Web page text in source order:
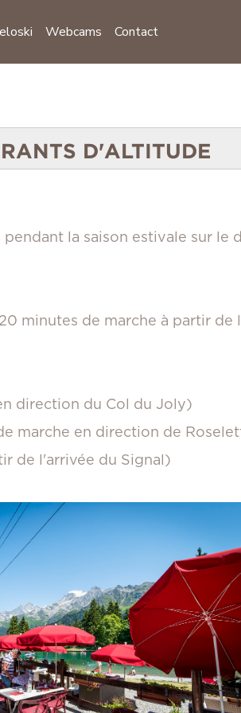
Webcams Contact
D'ALTITUDE
la saison estivale sur le
minutes de marche à partir de
direction du Col du Joly)
marche en direction de
de l'arrivée du Signal)